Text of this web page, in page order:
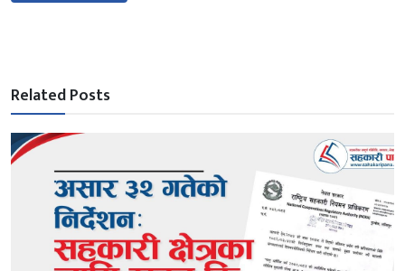
Related Posts